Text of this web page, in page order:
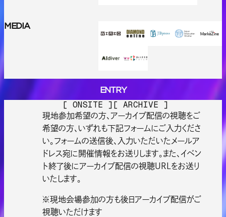
MEDIA
ENTRY
ENTRY
[ ONSITE ][ ARCHIVE ]
現地参加希望の方、アーカイブ配信の視聴をご
希望の方、いずれも下記フォームにご入力くださ
い。フォームの送信後、入力いただいたメールア
ドレス宛に開催情報をお送りします。また、イベン
ト終了後にアーカイブ配信の視聴URLをお送り
いたします。
※現地会場参加の方も後日アーカイブ配信がご
視聴いただけます